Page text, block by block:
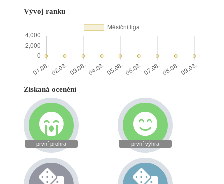
Vývoj ranku
Získaná ocenění
první prohra první výhra